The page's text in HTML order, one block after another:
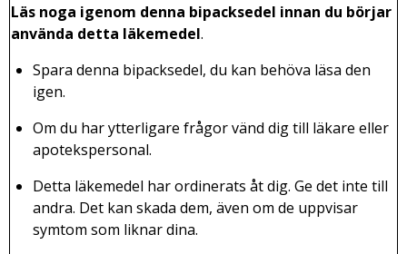
Läs noga igenom denna bipacksedel innan du börjar
använda detta läkemedel.
Spara denna bipacksedel, du kan behöva läsa den
igen.
Om du har ytterligare frågor vänd dig till läkare eller
apotekspersonal.
Detta läkemedel har ordinerats åt dig. Ge det inte till
andra. Det kan skada dem, även om de uppvisar
symtom som liknar dina.